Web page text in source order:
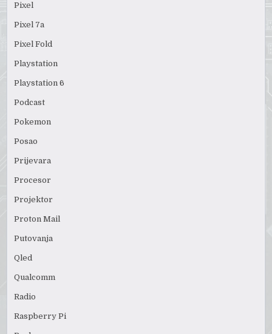
Pixel
Pixel 7a
Pixel Fold
Playstation
Playstation 6
Podcast
Pokemon
Posao
Prijevara
Procesor
Projektor
Proton Mail
Putovanja
Qled
Qualcomm
Radio
Raspberry Pi